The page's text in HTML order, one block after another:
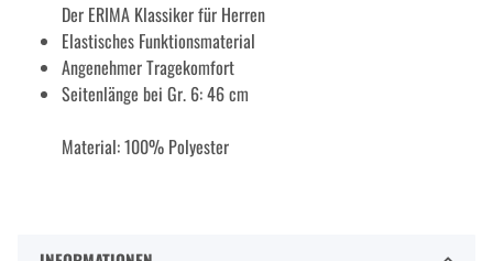
Der ERIMA Klassiker für Herren
Elastisches Funktionsmaterial
Angenehmer Tragekomfort
Seitenlänge bei Gr. 6: 46 cm
Material: 100% Polyester